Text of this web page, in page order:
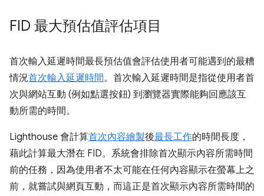
FID 最大預估值評估項目
首次輸入延遲時間最長預估值會評估使用者可能遇到的最糟
情況首次輸入延遲時間。首次輸入延遲時間是指從使用者首
次與網站互動 (例如點選按鈕) 到瀏覽器實際能夠回應該互
動所需的時間。
Lighthouse 會計算首次內容繪製後最長工作的時間長度，
藉此計算最大潛在 FID。系統會排除首次顯示內容所需時間
前的任務，因為使用者不太可能在任何內容顯示在螢幕上之
前，就嘗試與網頁互動，而這正是首次顯示內容所需時間的